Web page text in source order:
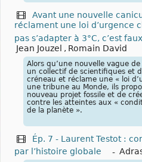
Avant une nouvelle
réclament une loi d’urgence
pas s’adapter à 3°C, c’est
Jean Jouzel , Romain David
Alors qu’une nouvelle vague
un collectif de scientifiques et
créneau et réclame une « loi
une tribune au Monde, ils
nouveau projet fossile et de
contre les atteintes aux «
de la planète ».
Ép. 7 - Laurent Testot :
par l’histoire globale
-